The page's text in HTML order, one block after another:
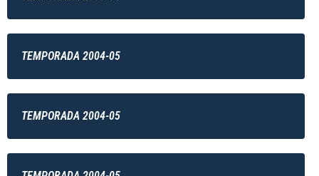
TEMPORADA 2004-05
TEMPORADA 2004-05